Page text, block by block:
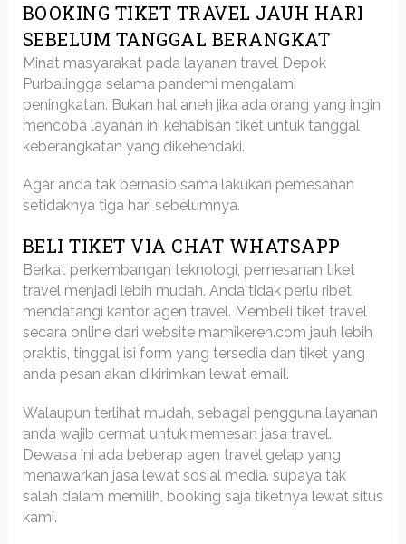
BOOKING TIKET TRAVEL JAUH HARI
SEBELUM TANGGAL BERANGKAT
Minat masyarakat pada layanan travel Depok
Purbalingga selama pandemi mengalami
peningkatan. Bukan hal aneh jika ada orang yang ingin
mencoba layanan ini kehabisan tiket untuk tanggal
keberangkatan yang dikehendaki.
Agar anda tak bernasib sama lakukan pemesanan
setidaknya tiga hari sebelumnya.
BELI TIKET VIA CHAT WHATSAPP
Berkat perkembangan teknologi, pemesanan tiket
travel menjadi lebih mudah. Anda tidak perlu ribet
mendatangi kantor agen travel. Membeli tiket travel
secara online dari website mamikeren.com jauh lebih
praktis, tinggal isi form yang tersedia dan tiket yang
anda pesan akan dikirimkan lewat email.
Walaupun terlihat mudah, sebagai pengguna layanan
anda wajib cermat untuk memesan jasa travel.
Dewasa ini ada beberap agen travel gelap yang
menawarkan jasa lewat sosial media. supaya tak
salah dalam memilih, booking saja tiketnya lewat situs
kami.